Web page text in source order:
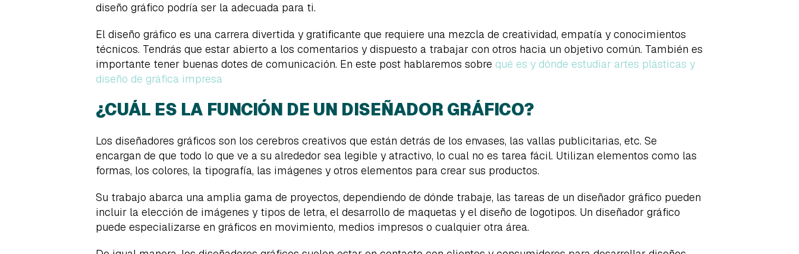
diseño gráfico podría ser la adecuada para ti.
El diseño gráfico es una carrera divertida y gratificante que requiere una mezcla de creatividad, empatía y conocimientos
técnicos. Tendrás que estar abierto a los comentarios y dispuesto a trabajar con otros hacia un objetivo común. También es
importante tener buenas dotes de comunicación. En este post hablaremos sobre qué es y dónde estudiar artes plásticas y
diseño de gráfica impresa
¿CUÁL ES LA FUNCIÓN DE UN DISEÑADOR GRÁFICO?
Los diseñadores gráficos son los cerebros creativos que están detrás de los envases, las vallas publicitarias, etc. Se
encargan de que todo lo que ve a su alrededor sea legible y atractivo, lo cual no es tarea fácil. Utilizan elementos como las
formas, los colores, la tipografía, las imágenes y otros elementos para crear sus productos.
Su trabajo abarca una amplia gama de proyectos, dependiendo de dónde trabaje, las tareas de un diseñador gráfico pueden
incluir la elección de imágenes y tipos de letra, el desarrollo de maquetas y el diseño de logotipos. Un diseñador gráfico
puede especializarse en gráficos en movimiento, medios impresos o cualquier otra área.